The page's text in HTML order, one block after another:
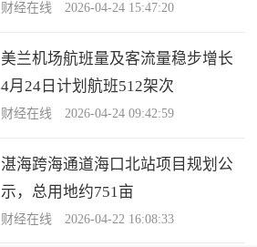
财经在线 2026-04-24 15:47:20
美兰机场航班量及客流量稳步增长
4月24日计划航班512架次
财经在线 2026-04-24 09:42:59
湛海跨海通道海口北站项目规划公
示，总用地约751亩
财经在线 2026-04-22 16:08:33